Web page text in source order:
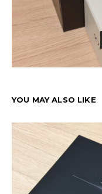
YOU MAY ALSO LIKE